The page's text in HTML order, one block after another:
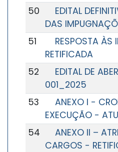
50
EDITAL
DAS
51
RESPOSTA ÀS
RETIFICADA
52
EDITAL DE
001_2025
53
ANEXO I -
EXECUÇÃO -
54
ANEXO II –
CARGOS -